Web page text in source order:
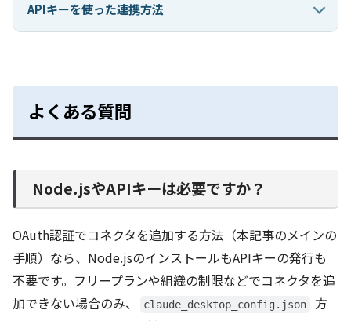
APIキーを使った連携方法
よくある質問
Node.jsやAPIキーは必要ですか？
OAuth認証でコネクタを追加する方法（本記事のメインの
手順）なら、Node.jsのインストールもAPIキーの発行も
不要です。フリープランや組織の制限などでコネクタを追
加できない場合のみ、
claude_desktop_config.json
方